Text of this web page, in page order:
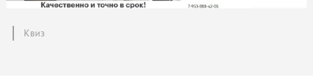
Квиз